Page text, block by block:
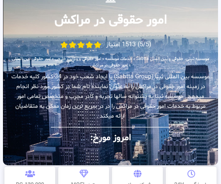
امور حقوقی در مراکش
(5/5) 1513 امتیاز
موسسه ثبتی، حقوقی و بین الملل Sabtta »خدمات موسسه»امور حقوقی و وکالت خارجی»امور حقوقی بین المللی
»امور حقوقی در مراکش
موسسه بین المللی ثبتا (Sabtta Group) با ایجاد شعب خود در 34 کشور کلیه خدمات
در زمینه امور حقوقی در مراکش را به عنوان نماینده تام شما در کشور مورد نظر انجام
میدهد . موسسه ثبتا به پشتوانه سالها تجربه و کادر مجرب و متخصص تمامی امور
مربوط به خدمات امور حقوقی در مراکش را در در سریع ترین زمان ممکن به متقاضیان
ارائه میکند .
امروز مورخ: